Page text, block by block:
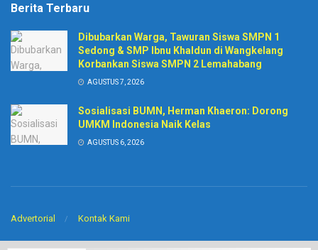
Berita Terbaru
Dibubarkan Warga, Tawuran Siswa SMPN 1
Sedong & SMP Ibnu Khaldun di Wangkelang
Korbankan Siswa SMPN 2 Lemahabang
AGUSTUS 7, 2026
Sosialisasi BUMN, Herman Khaeron: Dorong
UMKM Indonesia Naik Kelas
AGUSTUS 6, 2026
Advertorial Kontak Kami
PT. Sinar BIntang Intermedia. Developed byCV